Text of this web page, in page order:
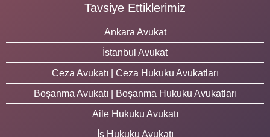
Tavsiye Ettiklerimiz
Ankara Avukat
İstanbul Avukat
Ceza Avukatı | Ceza Hukuku Avukatları
Boşanma Avukatı | Boşanma Hukuku Avukatları
Aile Hukuku Avukatı
İş Hukuku Avukatı